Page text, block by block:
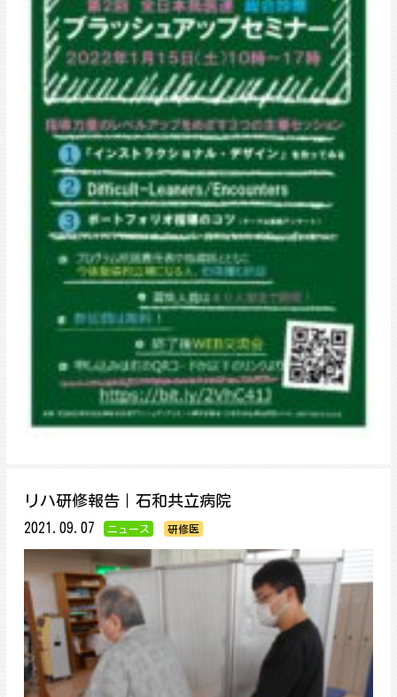
リハ研修報告｜石和共立病院
2021.09.07 ニュース 研修医